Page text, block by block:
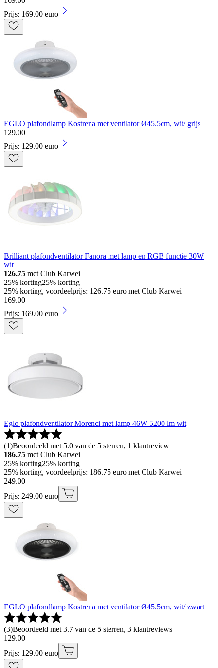
Prijs: 169.00 euro
EGLO plafondlamp Kostrena met ventilator Ø45.5cm, wit/ grijs
129.00
Prijs: 129.00 euro
Brilliant plafondventilator Fanora met lamp en RGB functie 30W
wit
126.75 met Club Karwei
25% korting25% korting
25% korting, voordeelprijs: 126.75 euro met Club Karwei
169.00
Prijs: 169.00 euro
Eglo plafondventilator Morenci met lamp 46W 5200 lm wit
(1)Beoordeeld met 5.0 van de 5 sterren, 1 klantreview
186.75 met Club Karwei
25% korting25% korting
25% korting, voordeelprijs: 186.75 euro met Club Karwei
249.00
Prijs: 249.00 euro
EGLO plafondlamp Kostrena met ventilator Ø45.5cm, wit/ zwart
(3)Beoordeeld met 3.7 van de 5 sterren, 3 klantreviews
129.00
Prijs: 129.00 euro